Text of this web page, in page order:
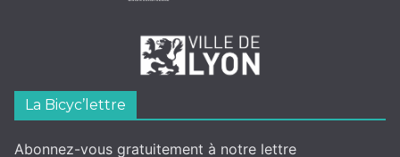
La Bicyc’lettre
Abonnez-vous gratuitement à notre lettre